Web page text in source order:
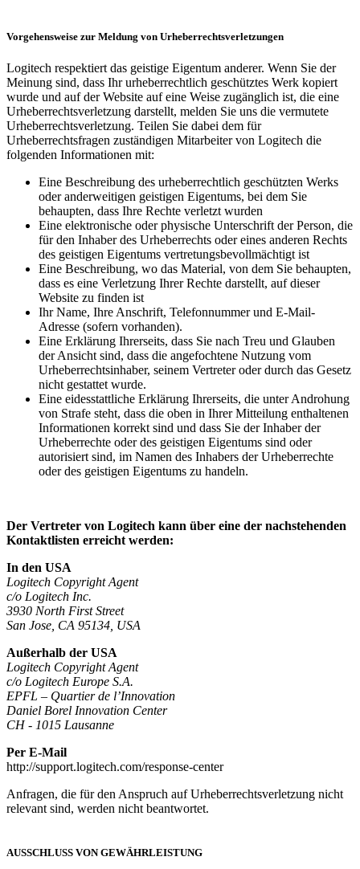
Vorgehensweise zur Meldung von Urheberrechtsverletzungen
Logitech respektiert das geistige Eigentum anderer. Wenn Sie der
Meinung sind, dass Ihr urheberrechtlich geschütztes Werk kopiert
wurde und auf der Website auf eine Weise zugänglich ist, die eine
Urheberrechtsverletzung darstellt, melden Sie uns die vermutete
Urheberrechtsverletzung. Teilen Sie dabei dem für
Urheberrechtsfragen zuständigen Mitarbeiter von Logitech die
folgenden Informationen mit:
Eine Beschreibung des urheberrechtlich geschützten Werks
oder anderweitigen geistigen Eigentums, bei dem Sie
behaupten, dass Ihre Rechte verletzt wurden
Eine elektronische oder physische Unterschrift der Person, die
für den Inhaber des Urheberrechts oder eines anderen Rechts
des geistigen Eigentums vertretungsbevollmächtigt ist
Eine Beschreibung, wo das Material, von dem Sie behaupten,
dass es eine Verletzung Ihrer Rechte darstellt, auf dieser
Website zu finden ist
Ihr Name, Ihre Anschrift, Telefonnummer und E-Mail-
Adresse (sofern vorhanden).
Eine Erklärung Ihrerseits, dass Sie nach Treu und Glauben
der Ansicht sind, dass die angefochtene Nutzung vom
Urheberrechtsinhaber, seinem Vertreter oder durch das Gesetz
nicht gestattet wurde.
Eine eidesstattliche Erklärung Ihrerseits, die unter Androhung
von Strafe steht, dass die oben in Ihrer Mitteilung enthaltenen
Informationen korrekt sind und dass Sie der Inhaber der
Urheberrechte oder des geistigen Eigentums sind oder
autorisiert sind, im Namen des Inhabers der Urheberrechte
oder des geistigen Eigentums zu handeln.
Der Vertreter von Logitech kann über eine der nachstehenden
Kontaktlisten erreicht werden:
In den USA
Logitech Copyright Agent
c/o Logitech Inc.
3930 North First Street
San Jose, CA 95134, USA
Außerhalb der USA
Logitech Copyright Agent
c/o Logitech Europe S.A.
EPFL – Quartier de l’Innovation
Daniel Borel Innovation Center
CH - 1015 Lausanne
Per E-Mail
http://support.logitech.com/response-center
Anfragen, die für den Anspruch auf Urheberrechtsverletzung nicht
relevant sind, werden nicht beantwortet.
AUSSCHLUSS VON GEWÄHRLEISTUNG